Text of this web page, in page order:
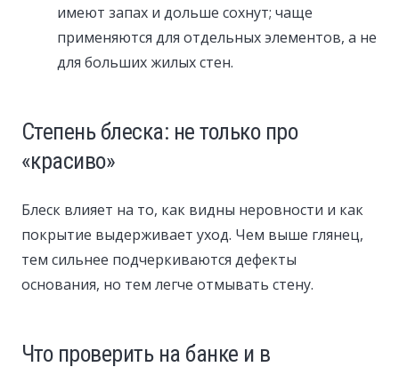
имеют запах и дольше сохнут; чаще
применяются для отдельных элементов, а не
для больших жилых стен.
Степень блеска: не только про
«красиво»
Блеск влияет на то, как видны неровности и как
покрытие выдерживает уход. Чем выше глянец,
тем сильнее подчеркиваются дефекты
основания, но тем легче отмывать стену.
Что проверить на банке и в